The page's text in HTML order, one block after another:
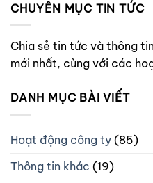
CHUYÊN MỤC TIN TỨC
Chia sẻ tin tức và thông
mới nhất, cùng với các
DANH MỤC BÀI VIẾT
Hoạt động công ty (85)
Thông tin khác (19)